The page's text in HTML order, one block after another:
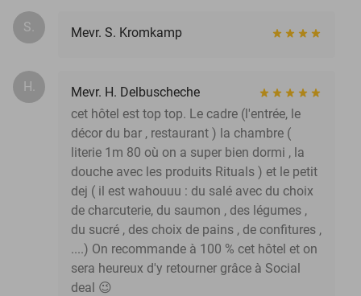
S. Mevr. S. Kromkamp
H.
Mevr. H. Delbuscheche
cet hôtel est top top. Le cadre (l'entrée, le
décor du bar , restaurant ) la chambre (
literie 1m 80 où on a super bien dormi , la
douche avec les produits Rituals ) et le petit
dej ( il est wahouuu : du salé avec du choix
de charcuterie, du saumon , des légumes ,
du sucré , des choix de pains , de confitures ,
....) On recommande à 100 % cet hôtel et on
sera heureux d'y retourner grâce à Social
deal 😉